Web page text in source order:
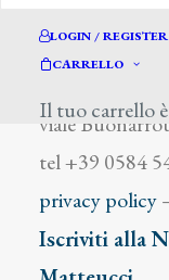
LOGIN / REGISTER
CARRELLO
Il tuo carrello
viale
tel +39 0584
privacy policy
Iscriviti alla